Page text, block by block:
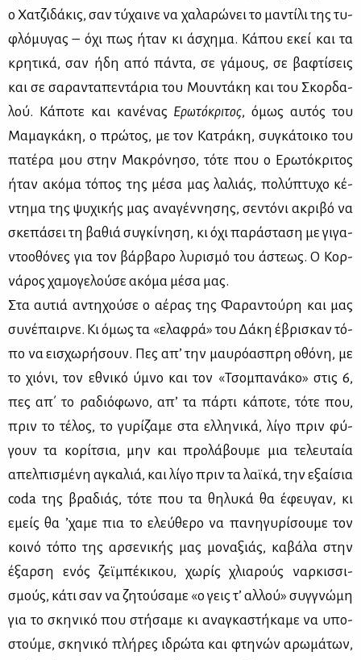
ο Χα­τζι­δά­κις, σαν τύ­χαι­νε να χα­λα­ρώ­νει το μα­ντί­λι της τυ­
φλό­μυ­γας – όχι πως ήταν κι άσχη­μα. Κά­που εκεί και τα
κρη­τι­κά, σαν ήδη από πά­ντα, σε γά­μους, σε βα­φτί­σεις
και σε σα­ρα­ντα­πε­ντά­ρια του Μου­ντά­κη και του Σκορ­δα­
λού. Κά­πο­τε και κα­νέ­νας Ερω­τό­κρι­τος, όμως αυ­τός του
Μα­μα­γκά­κη, ο πρώ­τος, με τον Κα­τρά­κη, συ­γκά­τοι­κο του
πα­τέ­ρα μου στην Μα­κρό­νη­σο, τό­τε που ο Ερω­τό­κρι­τος
ήταν ακό­μα τό­πος της μέ­σα μας λα­λιάς, πο­λύ­πτυ­χο κέ­
ντη­μα της ψυ­χι­κής μας ανα­γέν­νη­σης, σε­ντό­νι ακρι­βό να
σκε­πά­σει τη βα­θιά συ­γκί­νη­ση, κι όχι πα­ρά­στα­ση με γι­γα­
ντο­ο­θό­νες για τον βάρ­βα­ρο λυ­ρι­σμό του άστε­ως. Ο Κορ­
νά­ρος χα­μο­γε­λού­σε ακό­μα μέ­σα μας.
Στα αυ­τιά αντη­χού­σε ο αέ­ρας της Φα­ρα­ντού­ρη και μας
συ­νέ­παιρ­νε. Κι όμως τα «ελα­φρά» του Δά­κη έβρι­σκαν τό­
πο να ει­σχω­ρή­σουν. Πες απ’ την μαυ­ρό­α­σπρη οθό­νη, με
το χιό­νι, τον εθνι­κό ύμνο και τον «Τσο­μπα­νά­κο» στις 6,
πες απ΄ το ρα­διό­φω­νο, απ’ τα πάρ­τι κά­πο­τε, τό­τε που,
πριν το τέ­λος, το γυ­ρί­ζα­με στα ελ­λη­νι­κά, λί­γο πριν φύ­
γουν τα κο­ρί­τσια, μην και προ­λά­βου­με μια τε­λευ­ταία
απελ­πι­σμέ­νη αγκα­λιά, και λί­γο πριν τα λαϊ­κά, την εξαί­σια
coda της βρα­διάς, τό­τε που τα θη­λυ­κά θα έφευ­γαν, κι
εμείς θα ’χα­με πια το ελεύ­θε­ρο να πα­νη­γυ­ρί­σου­με τον
κοι­νό τό­πο της αρ­σε­νι­κής μας μο­να­ξιάς, κα­βά­λα στην
έξαρ­ση ενός ζεϊ­μπέ­κι­κου, χω­ρίς χλια­ρούς ναρ­κισ­σι­
σμούς, κά­τι σαν να ζη­τού­σα­με «ο γεις τ’ αλ­λού» συγ­γνώ­μη
για το σκη­νι­κό που στή­σα­με κι ανα­γκα­στή­κα­με να υπο­
στού­με, σκη­νι­κό πλή­ρες ιδρώ­τα και φτη­νών αρω­μά­των,